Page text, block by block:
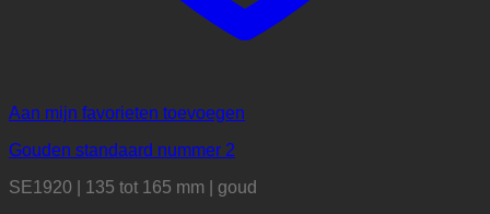
Aan mijn favorieten toevoegen
Gouden standaard nummer 2
SE1920 | 135 tot 165 mm | goud